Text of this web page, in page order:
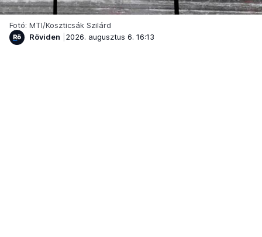
Fotó: MTI/Koszticsák Szilárd
Röviden
2026. augusztus 6. 16:13